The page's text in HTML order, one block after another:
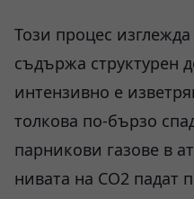
Този процес
съдържа структурен
интензивно е
толкова по-бързо
парникови газове в
нивата на CO2 падат